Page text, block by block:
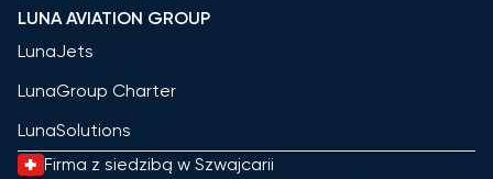
LUNA AVIATION GROUP
LunaJets
LunaGroup Charter
LunaSolutions
Firma z siedzibą w Szwajcarii